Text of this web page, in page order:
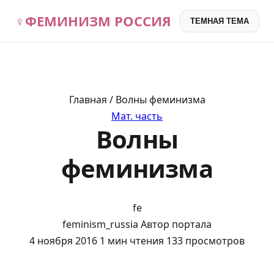
♀ ФЕМИНИЗМ РОССИЯ ТЕМНАЯ ТЕМА
Главная / Волны феминизма
Мат. часть
Волны
феминизма
fe
feminism_russia Автор портала
4 ноября 2016 1 мин чтения 133 просмотров